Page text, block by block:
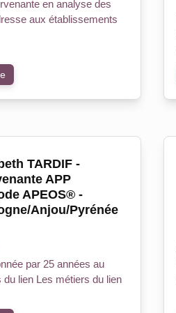
en analyse des
aux établissements
TARDIF -
APP
APEOS® -
Anjou/Pyrénée
par 25 années au
lien Les métiers du lien